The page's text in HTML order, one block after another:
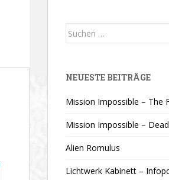
Suchen
NEUESTE BEITRÄGE
Mission Impossible – The
Mission Impossible –
Alien Romulus
Lichtwerk Kabinett –